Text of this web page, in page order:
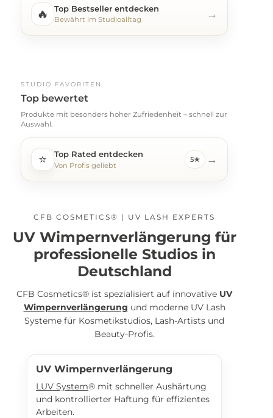
🔥 Top Bestseller entdecken
Bewährt im Studioalltag →
STUDIO FAVORITEN
Top bewertet
Produkte mit besonders hoher Zufriedenheit – schnell zur
Auswahl.
⭐ Top Rated entdecken
Von Profis geliebt
5★ →
CFB COSMETICS® | UV LASH EXPERTS
UV Wimpernverlängerung für
professionelle Studios in
Deutschland
CFB Cosmetics® ist spezialisiert auf innovative UV
Wimpernverlängerung und moderne UV Lash
Systeme für Kosmetikstudios, Lash-Artists und
Beauty-Profis.
UV Wimpernverlängerung
LUV System® mit schneller Aushärtung
und kontrollierter Haftung für effizientes
Arbeiten.